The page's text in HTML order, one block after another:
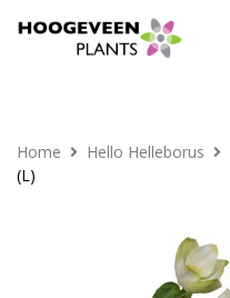
Home Hello Helleborus
(L)